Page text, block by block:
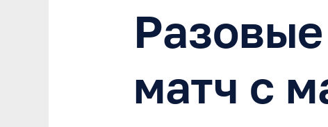
матч с